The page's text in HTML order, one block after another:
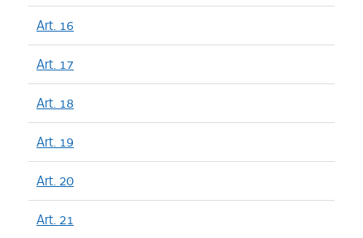
Art. 16
Art. 17
Art. 18
Art. 19
Art. 20
Art. 21